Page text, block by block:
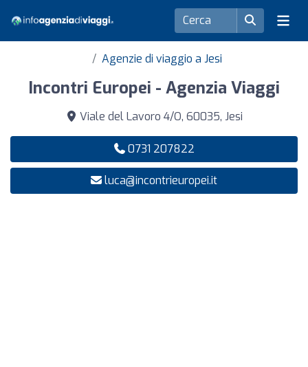
Agenzie di viaggio a Jesi
Incontri Europei - Agenzia Viaggi
Viale del Lavoro 4/O, 60035, Jesi
0731 207822
luca@incontrieuropei.it